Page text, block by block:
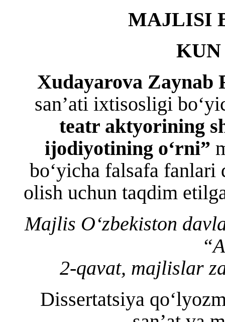
MAJLISI
Xudayarova Zaynab
san’ati ixtisosligi
teatr aktyorining
ijodiyotining о‘rni”
bo‘yicha falsafa
olish uchun taqdim
Majlis O‘zbekiston
2-qavat, majlislar
Dissertatsiya